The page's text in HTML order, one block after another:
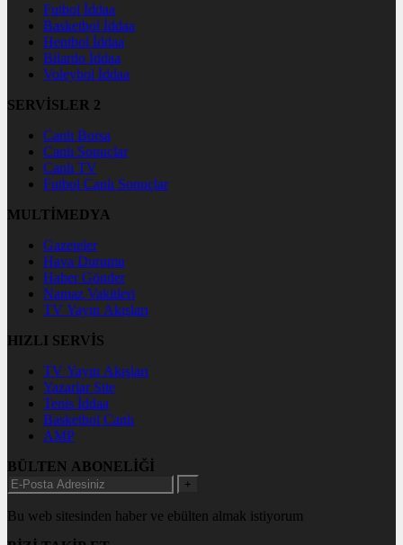
Futbol İddaa
Basketbol İddaa
Hentbol İddaa
Bilardo İddaa
Voleybol İddaa
SERVİSLER 2
Canlı Borsa
Canlı Sonuçlar
Canlı TV
Futbol Canlı Sonuçlar
MULTİMEDYA
Gazeteler
Hava Durumu
Haber Gönder
Namaz Vakitleri
TV Yayın Akışları
HIZLI SERVİS
TV Yayın Akışları
Yazarlar Site
Tenis İddaa
Basketbol Canlı
AMP
BÜLTEN ABONELİĞİ
+
Bu web sitesinden haber ve ebülten almak istiyorum